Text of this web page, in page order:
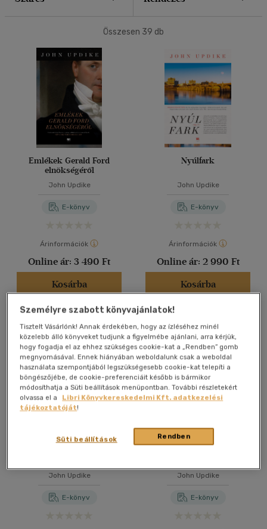
Összesen 39 db
Emlékek Gerald Ford
elnökségéről
John Updike
E-könyv
Árinformációk
Online ár: 3 490 Ft
Kosárba
Nyúlfark
John Updike
E-könyv
Árinformációk
Online ár: 2 990 Ft
Kosárba
John Updike
E-könyv
John Updike
E-könyv
Személyre szabott könyvajánlatok!
Tisztelt Vásárlónk! Annak érdekében, hogy az ízléséhez minél
közelebb álló könyveket tudjunk a figyelmébe ajánlani, arra kérjük,
hogy fogadja el az ehhez szükséges cookie-kat a „Rendben” gomb
megnyomásával. Ennek hiányában weboldalunk csak a weboldal
használata szempontjából legszükségesebb cookie-kat telepíti a
böngészőjébe, de cookie-preferenciáit később is bármikor
módosíthatja a Süti beállítások menüpontban. További részletekért
olvassa el a
Libri Könyvkereskedelmi Kft. adatkezelési
tájékoztatóját!
Rendben
Süti beállítások